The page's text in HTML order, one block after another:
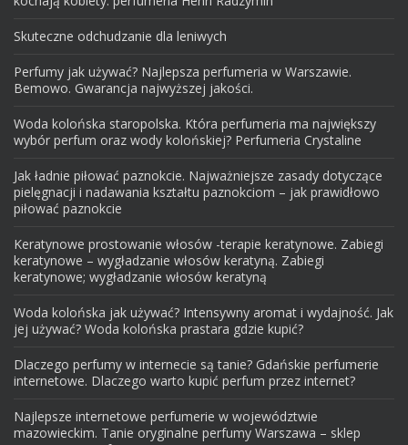
Skuteczne odchudzanie dla leniwych
Perfumy jak używać? Najlepsza perfumeria w Warszawie.
Bemowo. Gwarancja najwyższej jakości.
Woda kolońska staropolska. Która perfumeria ma największy
wybór perfum oraz wody kolońskiej? Perfumeria Crystaline
Jak ładnie piłować paznokcie. Najważniejsze zasady dotyczące
pielęgnacji i nadawania kształtu paznokciom – jak prawidłowo
piłować paznokcie
Keratynowe prostowanie włosów -terapie keratynowe. Zabiegi
keratynowe – wygładzanie włosów keratyną. Zabiegi
keratynowe; wygładzanie włosów keratyną
Woda kolońska jak używać? Intensywny aromat i wydajność. Jak
jej używać? Woda kolońska prastara gdzie kupić?
Dlaczego perfumy w internecie są tanie? Gdańskie perfumerie
internetowe. Dlaczego warto kupić perfum przez internet?
Najlepsze internetowe perfumerie w województwie
mazowieckim. Tanie oryginalne perfumy Warszawa – sklep